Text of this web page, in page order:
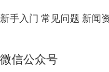
新手入门 常见问题 新闻
微信公众号